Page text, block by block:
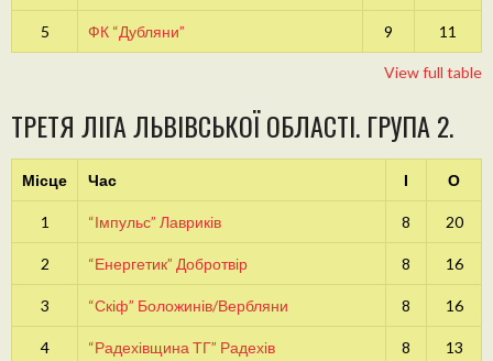
5 ФК “Дубляни” 9 11
View full table
ТРЕТЯ ЛІГА ЛЬВІВСЬКОЇ ОБЛАСТІ. ГРУПА 2.
Місце Час І О
1 “Імпульс” Лавриків 8 20
2 “Енергетик” Добротвір 8 16
3 “Скіф” Боложинів/Вербляни 8 16
4 “Радехівщина ТГ” Радехів 8 13